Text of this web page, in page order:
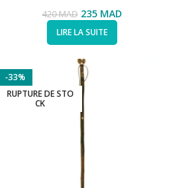
420MAD 235 MAD
LIRE LA SUITE
-33%
RUPTURE DE STO
CK